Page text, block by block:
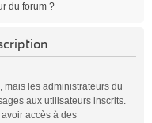
du forum ?
mais les administrateurs du
aux utilisateurs inscrits.
accès à des